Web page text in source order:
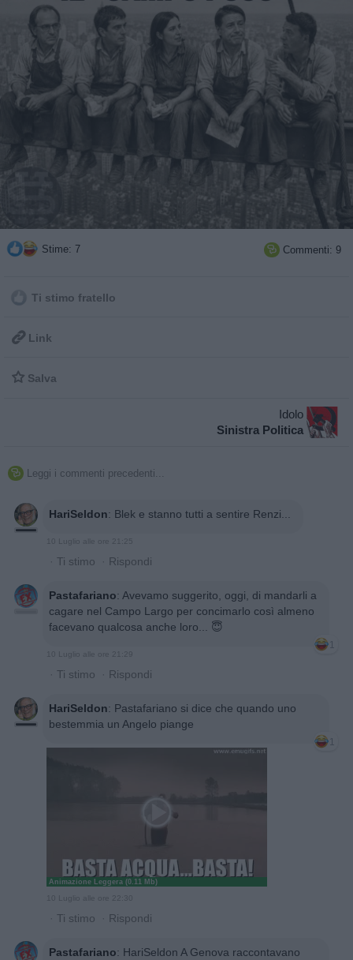
Stime: 7  Commenti: 9
Ti stimo fratello
 Link
 Salva
Idolo
Sinistra Politica
 Leggi i commenti precedenti...
HariSeldon: Blek e stanno tutti a sentire Renzi...
· Ti stimo · Rispondi
Pastafariano: Avevamo suggerito, oggi, di mandarli a
cagare nel Campo Largo per concimarlo così almeno
facevano qualcosa anche loro... 😇
1
10 Luglio alle ore 21:29
· Ti stimo · Rispondi
HariSeldon: Pastafariano si dice che quando uno
bestemmia un Angelo piange
1
Animazione Leggera (0.11 Mb)
· Ti stimo · Rispondi
Pastafariano: HariSeldon A Genova raccontavano